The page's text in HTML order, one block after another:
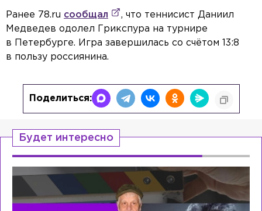
Ранее 78.ru сообщал
, что теннисист Даниил
Медведев одолел Грикспура на турнире
в Петербурге. Игра завершилась со счётом 13:8
в пользу россиянина.
Поделиться:
Будет интересно